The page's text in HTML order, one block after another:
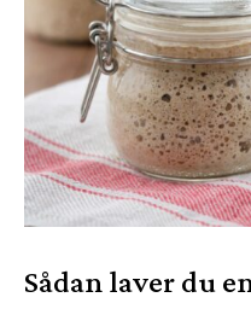
Sådan laver du